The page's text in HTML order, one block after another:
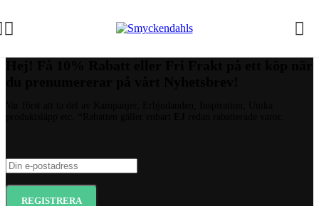
Smyckendahls Nyhetsbrev